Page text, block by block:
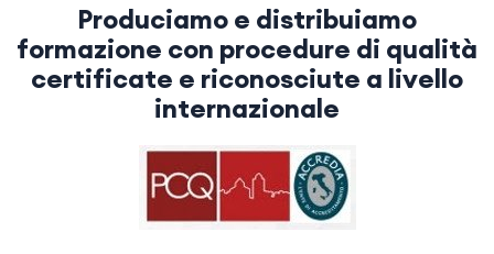
Produciamo e distribuiamo
formazione con procedure di qualità
certificate e riconosciute a livello
internazionale